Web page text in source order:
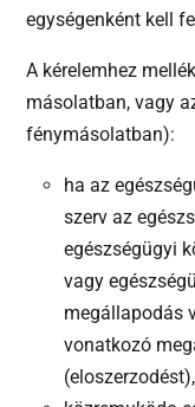
egységenként kell
A kérelemhez
másolatban, vagy
fénymásolatban):
ha az
szerv az
egészségügyi
vagy
megállapodás
vonatkozó
(eloszerzodést),